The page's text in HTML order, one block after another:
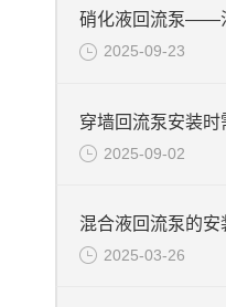
2025-09-23
穿墙回流泵安装
2025-09-02
2025-03-26